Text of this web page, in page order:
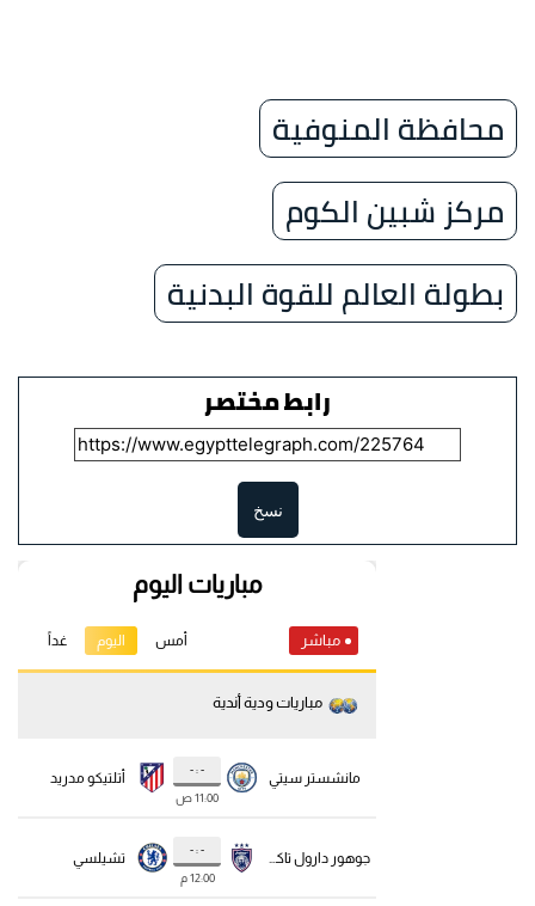
محافظة المنوفية
مركز شبين الكوم
بطولة العالم للقوة البدنية
رابط مختصر
نسخ